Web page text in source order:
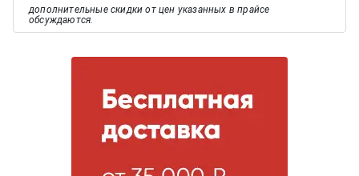
дополнительные скидки от цен указанных в прайсе
обсуждаются.